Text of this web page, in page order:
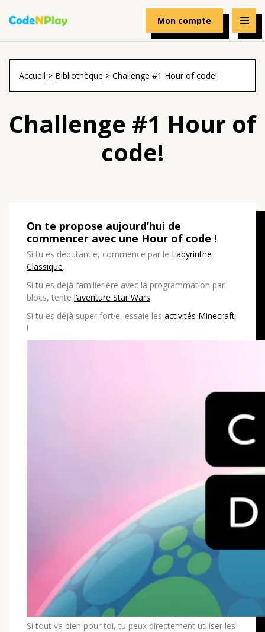
Mon compte
Accueil > Bibliothèque > Challenge #1 Hour of code!
Challenge #1 Hour of
code!
On te propose aujourd’hui de
commencer avec une Hour of code !
Si tu es débutant·e, commence par le Labyrinthe
Classique.
Si tu es déjà familier·ère avec la programmation par
blocs, tente l’aventure Star Wars.
Si tu es déjà super fort·e, essaie les activités Minecraft
!
Si tout va bien pour toi, tu peux directement utiliser les